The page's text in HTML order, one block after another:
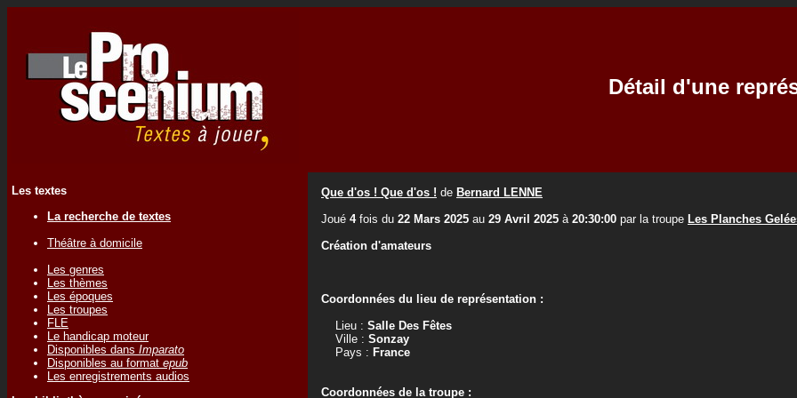
Détail d'une
Les textes
La recherche de textes
Théâtre à domicile
Les genres
Les thèmes
Les époques
Les troupes
FLE
Le handicap moteur
Disponibles dans Imparato
Disponibles au format epub
Les enregistrements audios
Que d'os ! Que d'os ! de Bernard LENNE
Joué 4fois du 22 Mars 2025 au 29 Avril 2025 à 20:30:00 par la troupe Les Planches
Création d'amateurs
Coordonnées du lieu de représentation :
Lieu : Salle Des Fêtes
Ville : Sonzay
Pays : France
Coordonnées de la troupe :